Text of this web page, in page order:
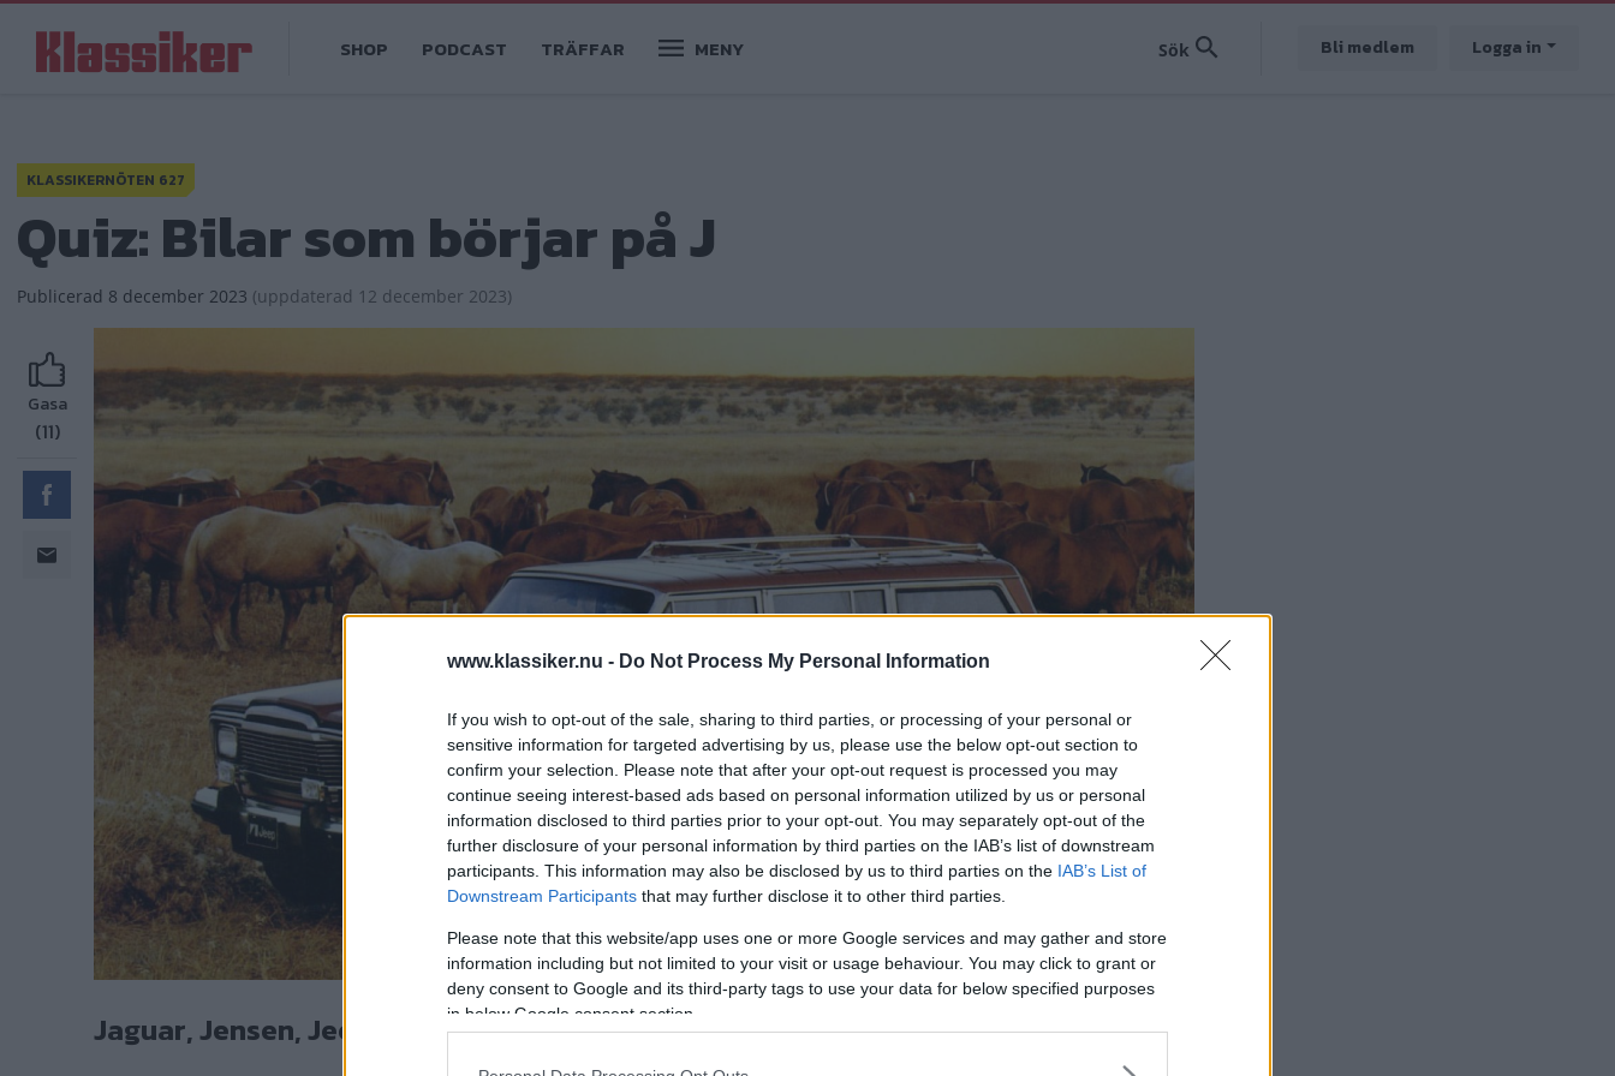
www.klassiker.nu - Do Not Process My Personal Information
If you wish to opt-out of the sale, sharing to third parties, or processing of your personal or
sensitive information for targeted advertising by us, please use the below opt-out section to
confirm your selection. Please note that after your opt-out request is processed you may
continue seeing interest-based ads based on personal information utilized by us or personal
information disclosed to third parties prior to your opt-out. You may separately opt-out of the
further disclosure of your personal information by third parties on the IAB’s list of downstream
participants. This information may also be disclosed by us to third parties on the IAB’s List of
Downstream Participants that may further disclose it to other third parties.
Please note that this website/app uses one or more Google services and may gather and store
information including but not limited to your visit or usage behaviour. You may click to grant or
deny consent to Google and its third-party tags to use your data for below specified purposes
in below Google consent section.
huvudinnehåll
navigation
SHOP PODCAST TRÄFFAR MENY Bli medlem Logga in
KLASSIKERNÖTEN 627
Quiz: Bilar som börjar på J
Publicerad 8 december 2023 (uppdaterad 12 december 2023)
Gasa
(11)
Jaguar, Jensen, Jeep - och vilka mer kan du pricka in på bokstaven J?